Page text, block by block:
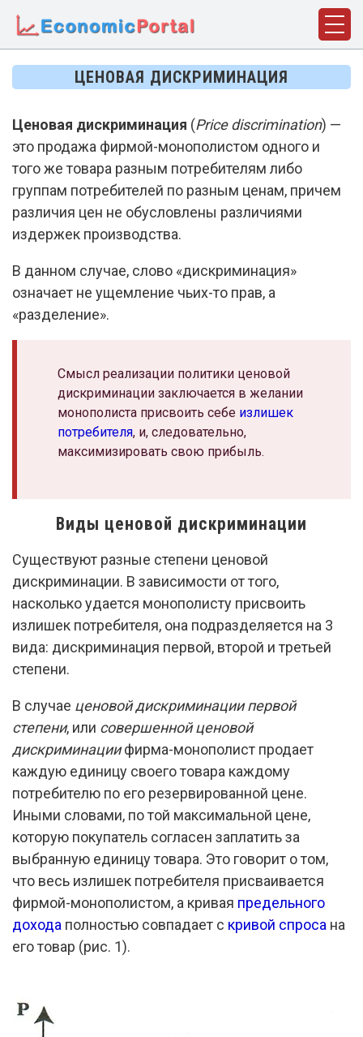
ЦЕНОВАЯ ДИСКРИМИНАЦИЯ
Ценовая дискриминация (Price discrimination) —
это продажа фирмой-монополистом одного и
того же товара разным потребителям либо
группам потребителей по разным ценам, причем
различия цен не обусловлены различиями
издержек производства.
В данном случае, слово «дискриминация»
означает не ущемление чьих-то прав, а
«разделение».
Смысл реализации политики ценовой
дискриминации заключается в желании
монополиста присвоить себе излишек
потребителя, и, следовательно,
максимизировать свою прибыль.
Виды ценовой дискриминации
Существуют разные степени ценовой
дискриминации. В зависимости от того,
насколько удается монополисту присвоить
излишек потребителя, она подразделяется на 3
вида: дискриминация первой, второй и третьей
степени.
В случае ценовой дискриминации первой
степени, или совершенной ценовой
дискриминациифирма-монополист продает
каждую единицу своего товара каждому
потребителю по его резервированной цене.
Иными словами, по той максимальной цене,
которую покупатель согласен заплатить за
выбранную единицу товара. Это говорит о том,
что весь излишек потребителя присваивается
фирмой-монополистом, а кривая предельного
дохода полностью совпадает с кривой спроса на
его товар (рис. 1).
ГЛАВНАЯ
ДИСЦИПЛИНЫ
ФАКТЫ
ИСТОРИЯ
БИОГРАФИИ
КОМПАНИИ
СТАТЬИ